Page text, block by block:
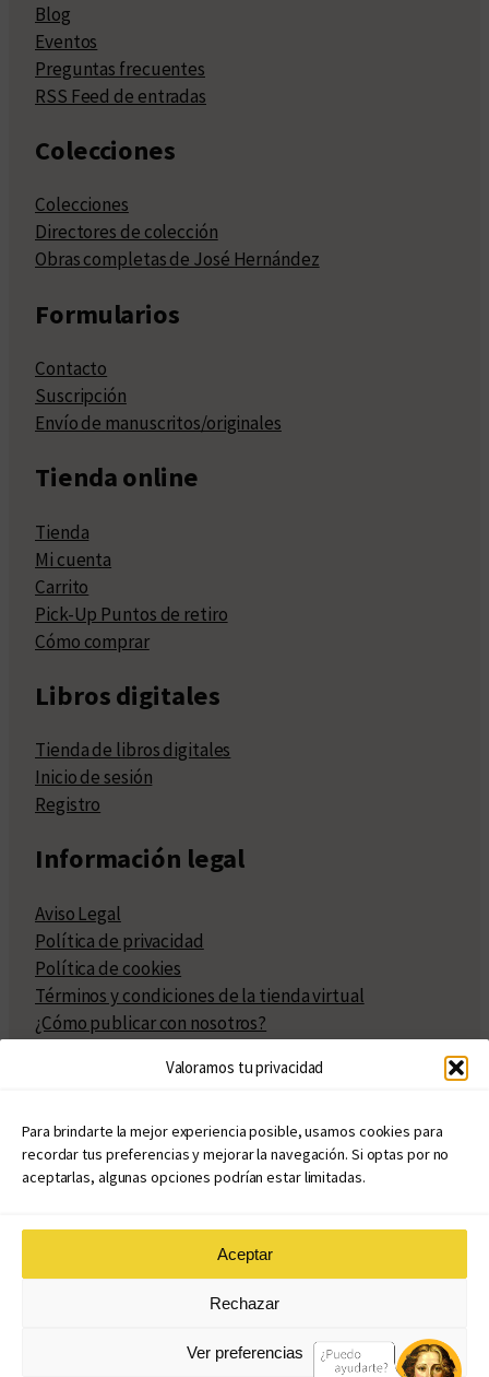
Valoramos tu privacidad
Para brindarte la mejor experiencia posible, usamos cookies para
recordar tus preferencias y mejorar la navegación. Si optas por no
aceptarlas, algunas opciones podrían estar limitadas.
Aceptar
Rechazar
Ver preferencias
Blog
Eventos
Preguntas frecuentes
RSS Feed de entradas
Colecciones
Colecciones
Directores de colección
Obras completas de José Hernández
Formularios
Contacto
Suscripción
Envío de manuscritos/originales
Tienda online
Tienda
Mi cuenta
Carrito
Pick-Up Puntos de retiro
Cómo comprar
Libros digitales
Tienda de libros digitales
Inicio de sesión
Registro
Información legal
Aviso Legal
Política de privacidad
Política de cookies
Términos y condiciones de la tienda virtual
¿Cómo publicar con nosotros?
Políticas de publicación
Políticas de coedición
Atribuciones